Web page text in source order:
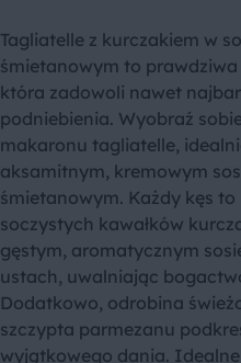
Tagliatelle z kurczakiem w
śmietanowym to
która zadowoli nawet
podniebienia. Wyobraź
makaronu tagliatelle,
aksamitnym, kremowym
śmietanowym. Każdy kęs
soczystych kawałków
gęstym, aromatycznym
ustach, uwalniając
Dodatkowo, odrobina
szczypta parmezanu
wyjątkowego dania.